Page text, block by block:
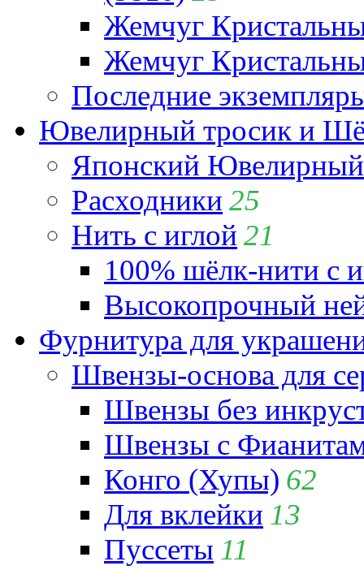
Жемчуг
Жемчуг
Последние
Ювелирный тросик и
Японский
Расходники 25
Нить с иглой 21
100% шёлк-нити с
Высокопрочный
Фурнитура для
Швензы-основа для
Швензы без
Швензы с
Конго (Хупы) 62
Для вклейки 13
Пуссеты 11